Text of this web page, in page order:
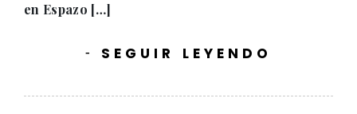
en Espazo […]
- SEGUIR LEYENDO